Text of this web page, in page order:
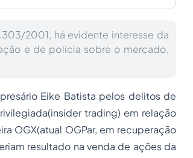
2001, há evidente interesse da
e de policia sobre o mercado,
Eike Batista pelos delitos de
trading) em relação
OGX(atual OGPar, em recuperação
resultado na venda de ações da